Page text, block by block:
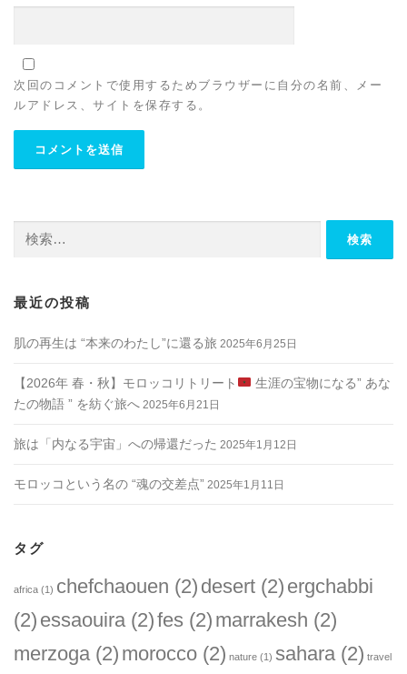
次回のコメントで使用するためブラウザーに自分の名前、メー
ルアドレス、サイトを保存する。
最近の投稿
肌の再生は “本来のわたし”に還る旅 2025年6月25日
【2026年 春・秋】モロッコリトリート
生涯の宝物になる” あな
たの物語 ” を紡ぐ旅へ 2025年6月21日
旅は「内なる宇宙」への帰還だった 2025年1月12日
モロッコという名の “魂の交差点” 2025年1月11日
タグ
africa (1) chefchaouen (2) desert (2) ergchabbi
(2) essaouira (2)fes (2) marrakesh (2)
merzoga (2) morocco (2) nature (1) sahara (2) travel